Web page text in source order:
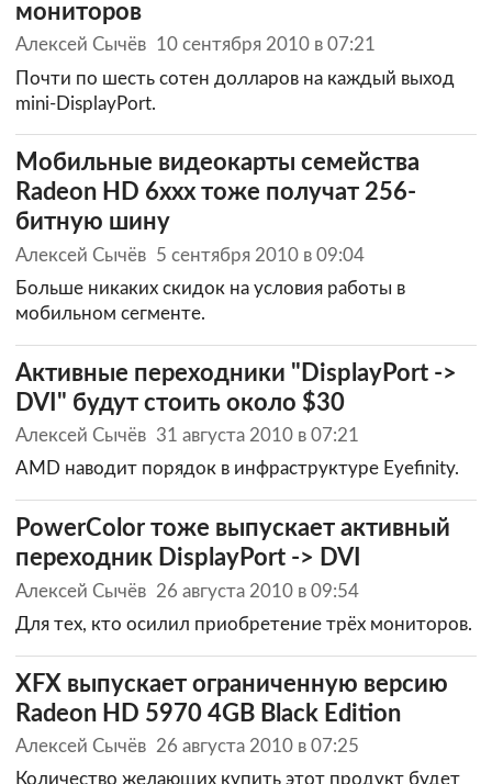
мониторов
Алексей Сычёв 10 сентября 2010 в 07:21
Почти по шесть сотен долларов на каждый выход
mini-DisplayPort.
Мобильные видеокарты семейства
Radeon HD 6xxx тоже получат 256-
битную шину
Алексей Сычёв 5 сентября 2010 в 09:04
Больше никаких скидок на условия работы в
мобильном сегменте.
Активные переходники "DisplayPort ->
DVI" будут стоить около $30
Алексей Сычёв 31 августа 2010 в 07:21
AMD наводит порядок в инфраструктуре Eyefinity.
PowerColor тоже выпускает активный
переходник DisplayPort -> DVI
Алексей Сычёв 26 августа 2010 в 09:54
Для тех, кто осилил приобретение трёх мониторов.
XFX выпускает ограниченную версию
Radeon HD 5970 4GB Black Edition
Алексей Сычёв 26 августа 2010 в 07:25
Количество желающих купить этот продукт будет